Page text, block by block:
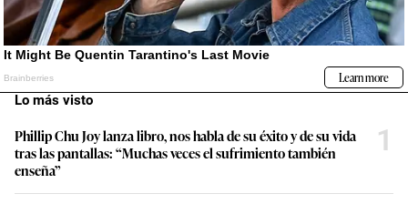
Lo más visto
Phillip Chu Joy lanza libro, nos habla de su éxito y de su vida
tras las pantallas: “Muchas veces el sufrimiento también
enseña”
1